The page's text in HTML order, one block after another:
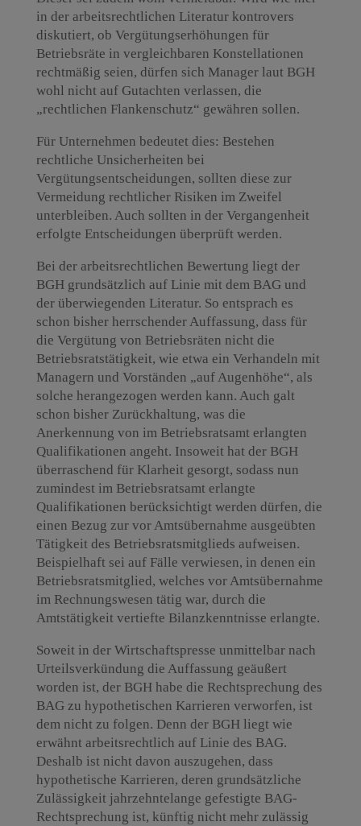
in der arbeitsrechtlichen Literatur kontrovers
diskutiert, ob Vergütungserhöhungen für
Betriebsräte in vergleichbaren Konstellationen
rechtmäßig seien, dürfen sich Manager laut BGH
wohl nicht auf Gutachten verlassen, die
„rechtlichen Flankenschutz“ gewähren sollen.
Für Unternehmen bedeutet dies: Bestehen
rechtliche Unsicherheiten bei
Vergütungsentscheidungen, sollten diese zur
Vermeidung rechtlicher Risiken im Zweifel
unterbleiben. Auch sollten in der Vergangenheit
erfolgte Entscheidungen überprüft werden.
Bei der arbeitsrechtlichen Bewertung liegt der
BGH grundsätzlich auf Linie mit dem BAG und
der überwiegenden Literatur. So entsprach es
schon bisher herrschender Auffassung, dass für
die Vergütung von Betriebsräten nicht die
Betriebsratstätigkeit, wie etwa ein Verhandeln mit
Managern und Vorständen „auf Augenhöhe“, als
solche herangezogen werden kann. Auch galt
schon bisher Zurückhaltung, was die
Anerkennung von im Betriebsratsamt erlangten
Qualifikationen angeht. Insoweit hat der BGH
überraschend für Klarheit gesorgt, sodass nun
zumindest im Betriebsratsamt erlangte
Qualifikationen berücksichtigt werden dürfen, die
einen Bezug zur vor Amtsübernahme ausgeübten
Tätigkeit des Betriebsratsmitglieds aufweisen.
Beispielhaft sei auf Fälle verwiesen, in denen ein
Betriebsratsmitglied, welches vor Amtsübernahme
im Rechnungswesen tätig war, durch die
Amtstätigkeit vertiefte Bilanzkenntnisse erlangte.
Soweit in der Wirtschaftspresse unmittelbar nach
Urteilsverkündung die Auffassung geäußert
worden ist, der BGH habe die Rechtsprechung des
BAG zu hypothetischen Karrieren verworfen, ist
dem nicht zu folgen. Denn der BGH liegt wie
erwähnt arbeitsrechtlich auf Linie des BAG.
Deshalb ist nicht davon auszugehen, dass
hypothetische Karrieren, deren grundsätzliche
Zulässigkeit jahrzehntelange gefestigte BAG-
Rechtsprechung ist, künftig nicht mehr zulässig